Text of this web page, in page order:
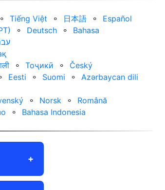
⚬ Tiếng Việt ⚬ 日本語 ⚬
Español
⚬ Deutsch ⚬
Bahasa
⚬ Тоҷикӣ ⚬
Český
Eesti ⚬ Suomi ⚬
Azərbaycan dili
⚬ Norsk ⚬
Română
⚬ Bahasa Indonesia